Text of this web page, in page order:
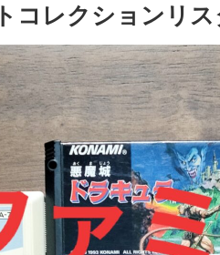
コレクションリス